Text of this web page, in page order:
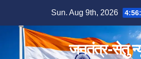
content
Sun. Aug 9th, 2026
जनतंत्र-सेतु